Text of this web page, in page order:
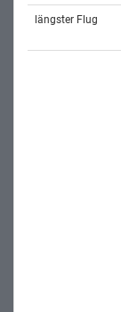
längster Flug